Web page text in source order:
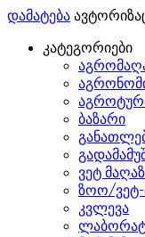
დამატება
კატეგორიები
ბაზარი
ვეტ
ზოო/ვეტ-
კვლევა